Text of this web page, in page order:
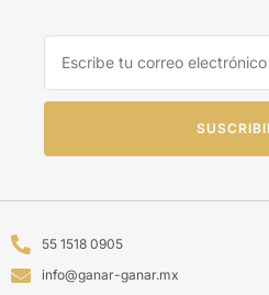
55 1518 0905
info@ganar-ganar.mx